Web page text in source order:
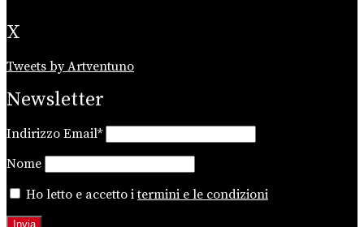
X
Tweets by Artventuno
Newsletter
Indirizzo Email*
Nome
Ho letto e accetto itermini e le condizioni